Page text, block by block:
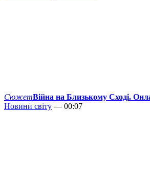
СюжетВійна на Близькому Сході.
Новини світу — 00:07